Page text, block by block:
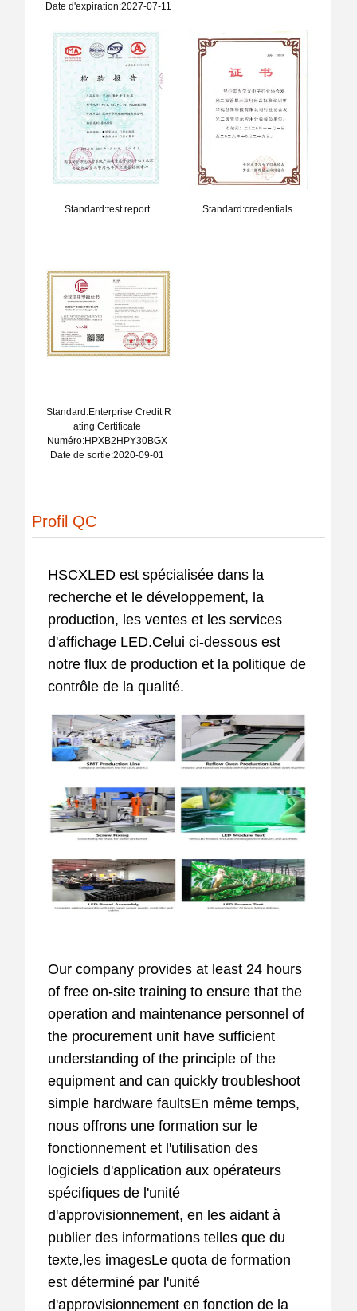
Date d'expiration:2027-07-11
Standard:test report Standard:credentials
Standard:Enterprise Credit R
ating Certificate
Numéro:HPXB2HPY30BGX
Date de sortie:2020-09-01
Profil QC
HSCXLED est spécialisée dans la
recherche et le développement, la
production, les ventes et les services
d'affichage LED.Celui ci-dessous est
notre flux de production et la politique de
contrôle de la qualité.
Our company provides at least 24 hours
of free on-site training to ensure that the
operation and maintenance personnel of
the procurement unit have sufficient
understanding of the principle of the
equipment and can quickly troubleshoot
simple hardware faultsEn même temps,
nous offrons une formation sur le
fonctionnement et l'utilisation des
logiciels d'application aux opérateurs
spécifiques de l'unité
d'approvisionnement, en les aidant à
publier des informations telles que du
texte,les imagesLe quota de formation
est déterminé par l'unité
d'approvisionnement en fonction de la